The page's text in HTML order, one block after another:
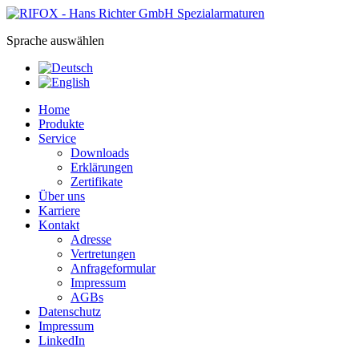
Sprache auswählen
Home
Produkte
Service
Downloads
Erklärungen
Zertifikate
Über uns
Karriere
Kontakt
Adresse
Vertretungen
Anfrageformular
Impressum
AGBs
Datenschutz
Impressum
LinkedIn